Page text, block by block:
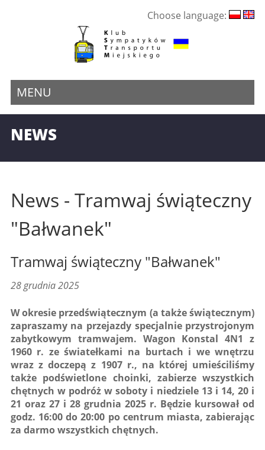
Choose language:
MENU
NEWS
News - Tramwaj świąteczny
"Bałwanek"
Tramwaj świąteczny "Bałwanek"
28 grudnia 2025
W okresie przedświątecznym (a także świątecznym)
zapraszamy na przejazdy specjalnie przystrojonym
zabytkowym tramwajem. Wagon Konstal 4N1 z
1960 r. ze światełkami na burtach i we wnętrzu
wraz z doczepą z 1907 r., na której umieściliśmy
także podświetlone choinki, zabierze wszystkich
chętnych w podróż w soboty i niedziele 13 i 14, 20 i
21 oraz 27 i 28 grudnia 2025 r. Będzie kursował od
godz. 16:00 do 20:00 po centrum miasta, zabierając
za darmo wszystkich chętnych.